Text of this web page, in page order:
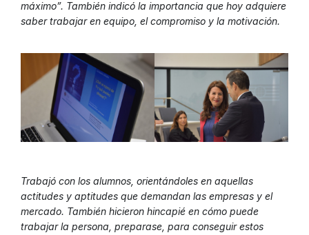
máximo”. También indicó la importancia que hoy adquiere
saber trabajar en equipo, el compromiso y la motivación.
Trabajó con los alumnos, orientándoles en aquellas
actitudes y aptitudes que demandan las empresas y el
mercado. También hicieron hincapié en cómo puede
trabajar la persona, preparase, para conseguir estos